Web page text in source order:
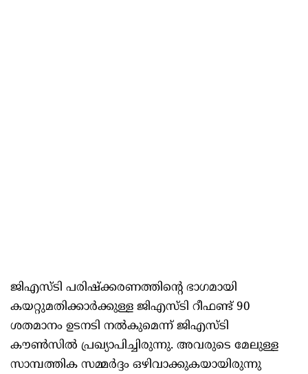
ജിഎസ്ടി പരിഷ്‌ക്കരണത്തിന്റെ ഭാഗമായി
കയറ്റുമതിക്കാര്‍ക്കുള്ള ജിഎസ്ടി റീഫണ്ട് 90
ശതമാനം ഉടനടി നല്‍കുമെന്ന് ജിഎസ്ടി
കൗണ്‍സില്‍ പ്രഖ്യാപിച്ചിരുന്നു. അവരുടെ മേലുള്ള
സാമ്പത്തിക സമ്മര്‍ദ്ദം ഒഴിവാക്കുകയായിരുന്നു